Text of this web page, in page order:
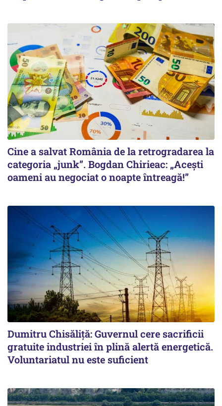
Cine a salvat România de la retrogradarea la
categoria „junk”. Bogdan Chirieac: „Acești
oameni au negociat o noapte întreagă!”
Dumitru Chisăliță: Guvernul cere sacrificii
gratuite industriei în plină alertă energetică.
Voluntariatul nu este suficient